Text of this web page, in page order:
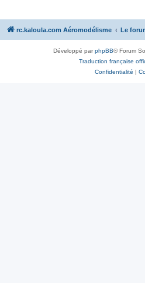
rc.kaloula.com Aéromodélisme Le
Développé parphpBB® Forum
Traduction française
Confidentialité |